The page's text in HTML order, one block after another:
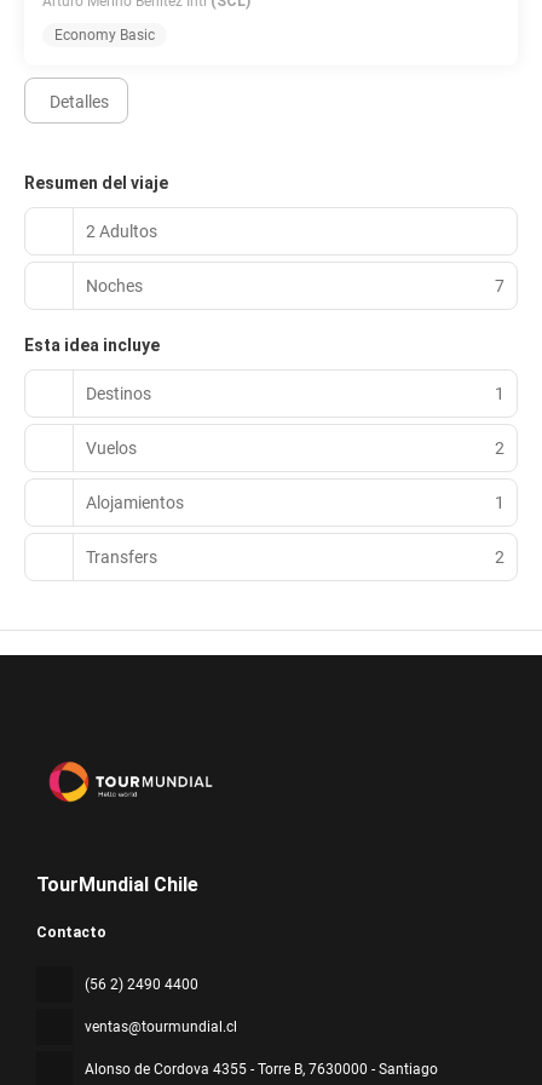
Economy Basic
Detalles
Resumen del viaje
2 Adultos
Noches 7
Esta idea incluye
Destinos 1
Vuelos 2
Alojamientos 1
Transfers 2
TourMundial Chile
Contacto
(56 2) 2490 4400
ventas@tourmundial.cl
Alonso de Cordova 4355 - Torre B, 7630000 - Santiago